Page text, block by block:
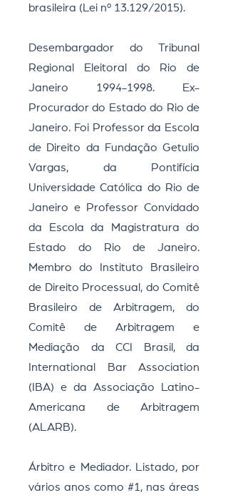
brasileira (Lei nº 13.129/2015).
Desembargador do Tribunal
Regional Eleitoral do Rio de
Janeiro 1994-1998. Ex-
Procurador do Estado do Rio de
Janeiro. Foi Professor da Escola
de Direito da Fundação Getulio
Vargas, da Pontifícia
Universidade Católica do Rio de
Janeiro e Professor Convidado
da Escola da Magistratura do
Estado do Rio de Janeiro.
Membro do Instituto Brasileiro
de Direito Processual, do Comitê
Brasileiro de Arbitragem, do
Comitê de Arbitragem e
Mediação da CCI Brasil, da
International Bar Association
(IBA) e da Associação Latino-
Americana de Arbitragem
(ALARB).
Árbitro e Mediador. Listado, por
vários anos como #1, nas áreas